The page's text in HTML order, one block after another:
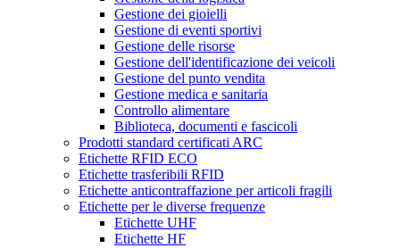
Gestione dei gioielli
Gestione di eventi sportivi
Gestione delle risorse
Gestione dell'identificazione dei veicoli
Gestione del punto vendita
Gestione medica e sanitaria
Controllo alimentare
Biblioteca, documenti e fascicoli
Prodotti standard certificati ARC
Etichette RFID ECO
Etichette trasferibili RFID
Etichette anticontraffazione per articoli fragili
Etichette per le diverse frequenze
Etichette UHF
Etichette HF